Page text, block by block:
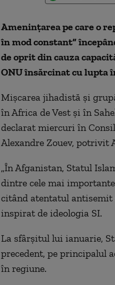
Ameninţarea pe care o
în mod constant”
de oprit din cauza
ONU însărcinat cu lupta
Mişcarea jihadistă şi
în Africa de Vest şi în
declarat miercuri în
Alexandre Zouev, potrivit
„În Afganistan, Statul
dintre cele mai
citând atentatul antisemit
inspirat de ideologia SI.
La sfârşitul lui ianuarie,
precedent, pe principalul
în regiune.